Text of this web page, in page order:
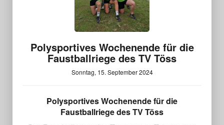
Polysportives Wochenende für die
Faustballriege des TV Töss
Sonntag, 15. September 2024
Polysportives Wochenende für die
Faustballriege des TV Töss